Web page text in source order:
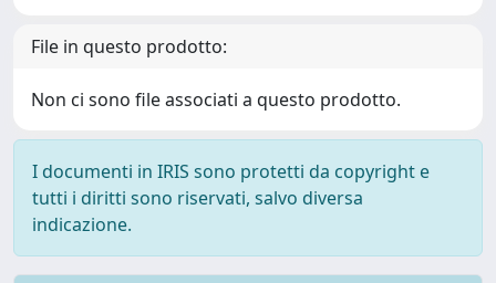
File in questo prodotto:
Non ci sono file associati a questo prodotto.
I documenti in IRIS sono protetti da copyright e
tutti i diritti sono riservati, salvo diversa
indicazione.